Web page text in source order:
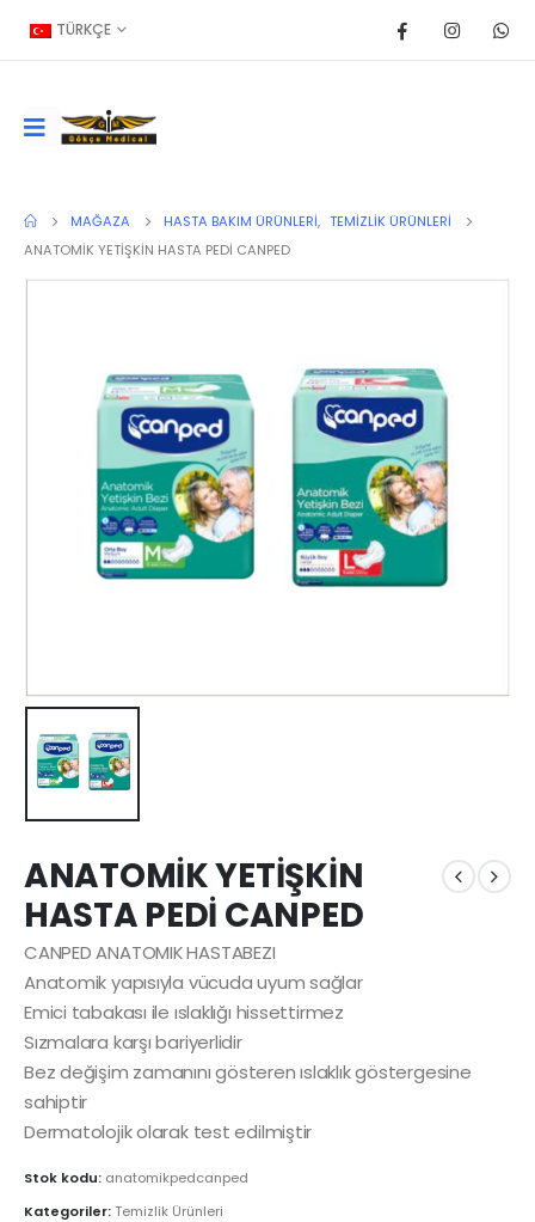
TÜRKÇE
MAĞAZA HASTA BAKIM ÜRÜNLERI, TEMIZLIK ÜRÜNLERI
ANATOMİK YETİŞKİN HASTA PEDİ CANPED
ANATOMİK YETİŞKİN
HASTA PEDİ CANPED
CANPED ANATOMIK HASTABEZI
Anatomik yapısıyla vücuda uyum sağlar
Emici tabakası ile ıslaklığı hissettirmez
Sızmalara karşı bariyerlidir
Bez değişim zamanını gösteren ıslaklık göstergesine
sahiptir
Dermatolojik olarak test edilmiştir
Stok kodu: anatomikpedcanped
Kategoriler:Temizlik Ürünleri